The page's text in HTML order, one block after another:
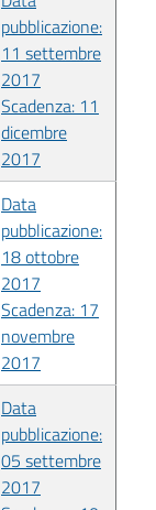
pubblicazione:
11 settembre
2017
Scadenza: 11
dicembre
2017
Data
pubblicazione:
18 ottobre
2017
Scadenza: 17
novembre
2017
Data
pubblicazione:
05 settembre
2017